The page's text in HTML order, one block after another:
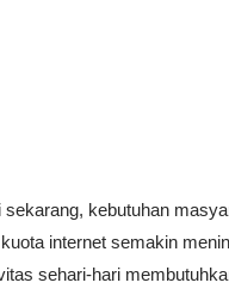
sekarang, kebutuhan
internet semakin
sehari-hari